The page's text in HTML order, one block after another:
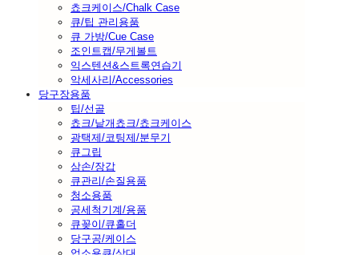
쵸크케이스/Chalk Case
큐/팁 관리용품
큐 가방/Cue Case
조인트캡/무게볼트
익스텐션&스트록연습기
악세사리/Accessories
당구장용품
팁/선골
쵸크/낱개쵸크/쵸크케이스
광택제/코팅제/분무기
큐그립
삼손/장갑
큐관리/손질용품
청소용품
공세척기계/용품
큐꽂이/큐홀더
당구공/케이스